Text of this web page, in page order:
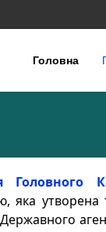
Головна
Головного
яка